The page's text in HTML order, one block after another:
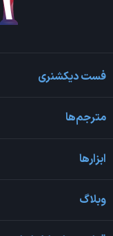
فست دیکشنری
مترجم‌ها
ابزارها
وبلاگ